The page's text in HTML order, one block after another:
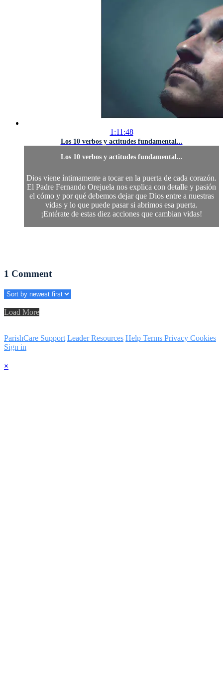
1:11:48
Los 10 verbos y actitudes fundamental...
Los 10 verbos y actitudes fundamental...
Dios viene íntimamente a tocar en la puerta de cada corazón.
El Padre Fernando Orejuela nos explica con detalle y pasión
el cómo y por qué debemos dejar que Dios entre a nuestras
vidas y lo que puede pasar si abrimos esa puerta.
¡Entérate de estas diez acciones que cambian vidas!
1 Comment
Load More
ParishCare Support Leader Resources Help Terms Privacy Cookies
Sign in
×